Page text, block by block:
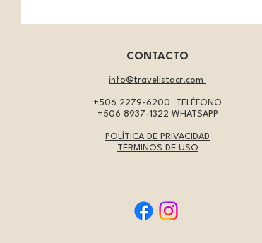
CONTACTO
info@travelistacr.com
+506 2279-6200 TELÉFONO
+506 8937-1322 WHATSAPP
POLÍTICA DE PRIVACIDAD
TÉRMINOS DE USO